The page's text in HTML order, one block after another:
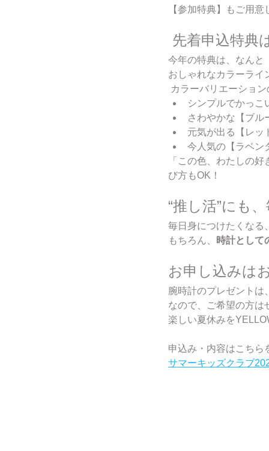
【参加特典】もご用意
先着申込特典
今年の特典は、なんと
おしゃれなカラーライ
カラーバリエーショ
シンプルでかっこ
さわやかな【ブル
元気が出る【レッ
今人気の【ラベン
「この色、わたしの
び方もOK！
“推し活”にも
毎日身につけたくなる
もちろん、
時計として
お申し込みは
腕時計のプレゼントは
なので、ご希望の方は
楽しい夏休みを
申込み・内容はこちら
サマーキッズクラブ